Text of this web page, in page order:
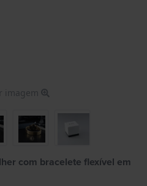
imagem
com bracelete flexível em